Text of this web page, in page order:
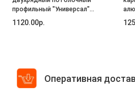
профильный "Универсал"
белый
1120.00р.
Оперативная